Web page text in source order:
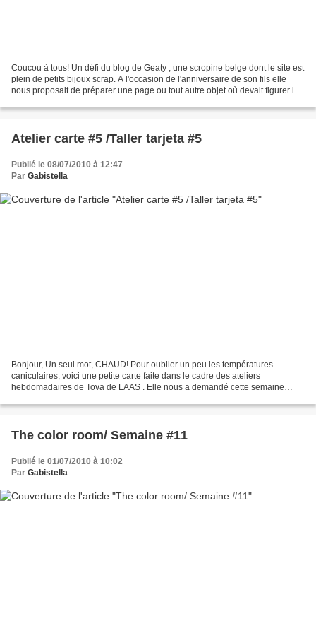
Coucou à tous! Un défi du blog de Geaty , une scropine belge dont le site est
plein de petits bijoux scrap. A l'occasion de l'anniversaire de son fils elle
nous proposait de préparer une page ou tout autre objet où devait figurer la
Atelier carte #5 /Taller tarjeta #5
Publié le 08/07/2010 à 12:47
Par Gabistella
Bonjour, Un seul mot, CHAUD! Pour oublier un peu les températures
caniculaires, voici une petite carte faite dans le cadre des ateliers
hebdomadaires de Tova de LAAS . Elle nous a demandé cette semaine
The color room/ Semaine #11
Publié le 01/07/2010 à 10:02
Par Gabistella